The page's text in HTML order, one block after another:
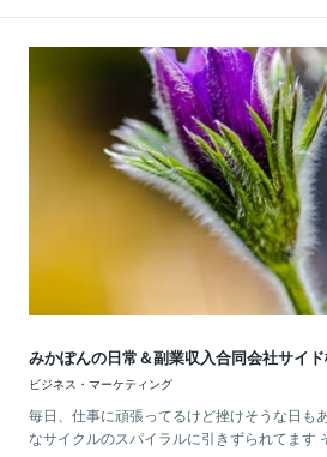
みかぽんの日常＆副業収入合同会社サイ
ビジネス・マーケティング
毎日、仕事に頑張ってるけど挫けそうな日も
なサイクルのスパイラルに引きずられてます